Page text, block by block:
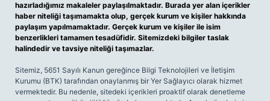
hazırladığımız makaleler paylaşılmaktadır. Burada yer alan içerikler
haber niteliği taşımamakta olup, gerçek kurum ve kişiler hakkında
paylaşım yapılmamaktadır. Gerçek kurum ve kişiler ile isim
benzerlikleri tamamen tesadüfidir. Sitemizdeki bilgiler taslak
halindedir ve tavsiye niteliği taşımazlar.
Sitemiz, 5651 Sayılı Kanun gereğince Bilgi Teknolojileri ve İletişim
Kurumu (BTK) tarafından onaylanmış bir Yer Sağlayıcı olarak hizmet
vermektedir. Bu nedenle, sitedeki içerikleri proaktif olarak denetleme